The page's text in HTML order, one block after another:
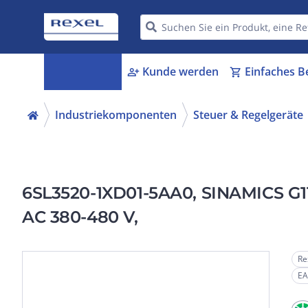
person_add Kunde werden shopping_cart Einfaches
Industriekomponenten Steuer & Regelgeräte
6SL3520-1XD01-5AA0, SINAMICS
AC 380-480 V,